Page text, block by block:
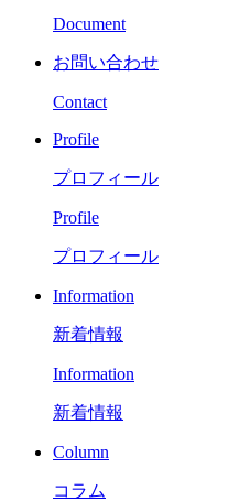
Document
お問い合わせ
Contact
Profile
プロフィール
Profile
プロフィール
Information
新着情報
Information
新着情報
Column
コラム